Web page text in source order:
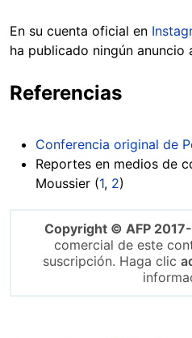
En su cuenta oficial en
ha publicado ningún anuncio
Referencias
Conferencia original de
Reportes en medios de
Moussier (1, 2)
Copyright © AFP
comercial de este
suscripción. Haga clic